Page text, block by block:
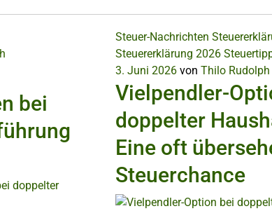
bei
Steuer-Nachrichten
Steuererklärung 2026
3. Juni 2026 von Thilo Rudolph
Vielpendler-
doppelter
Eine oft
Steuerchance